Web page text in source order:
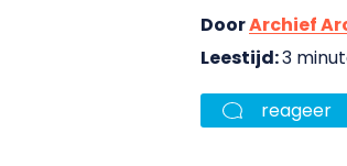
DoorArchief
Leestijd:3
reageer